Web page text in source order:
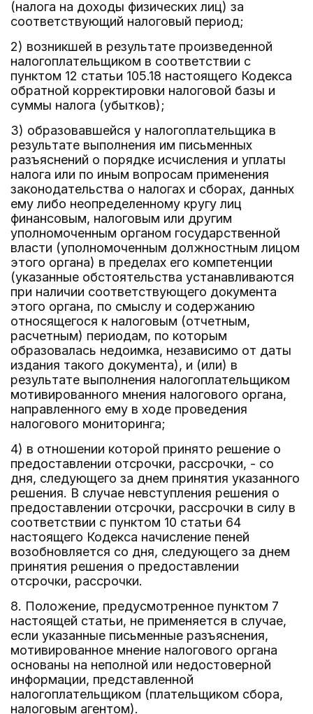
(налога на доходы физических лиц) за
соответствующий налоговый период;
2) возникшей в результате произведенной
налогоплательщиком в соответствии с
пунктом 12 статьи 105.18 настоящего Кодекса
обратной корректировки налоговой базы и
суммы налога (убытков);
3) образовавшейся у налогоплательщика в
результате выполнения им письменных
разъяснений о порядке исчисления и уплаты
налога или по иным вопросам применения
законодательства о налогах и сборах, данных
ему либо неопределенному кругу лиц
финансовым, налоговым или другим
уполномоченным органом государственной
власти (уполномоченным должностным лицом
этого органа) в пределах его компетенции
(указанные обстоятельства устанавливаются
при наличии соответствующего документа
этого органа, по смыслу и содержанию
относящегося к налоговым (отчетным,
расчетным) периодам, по которым
образовалась недоимка, независимо от даты
издания такого документа), и (или) в
результате выполнения налогоплательщиком
мотивированного мнения налогового органа,
направленного ему в ходе проведения
налогового мониторинга;
4) в отношении которой принято решение о
предоставлении отсрочки, рассрочки, - со
дня, следующего за днем принятия указанного
решения. В случае невступления решения о
предоставлении отсрочки, рассрочки в силу в
соответствии с пунктом 10 статьи 64
настоящего Кодекса начисление пеней
возобновляется со дня, следующего за днем
принятия решения о предоставлении
отсрочки, рассрочки.
8. Положение, предусмотренное пунктом 7
настоящей статьи, не применяется в случае,
если указанные письменные разъяснения,
мотивированное мнение налогового органа
основаны на неполной или недостоверной
информации, представленной
налогоплательщиком (плательщиком сбора,
налоговым агентом).